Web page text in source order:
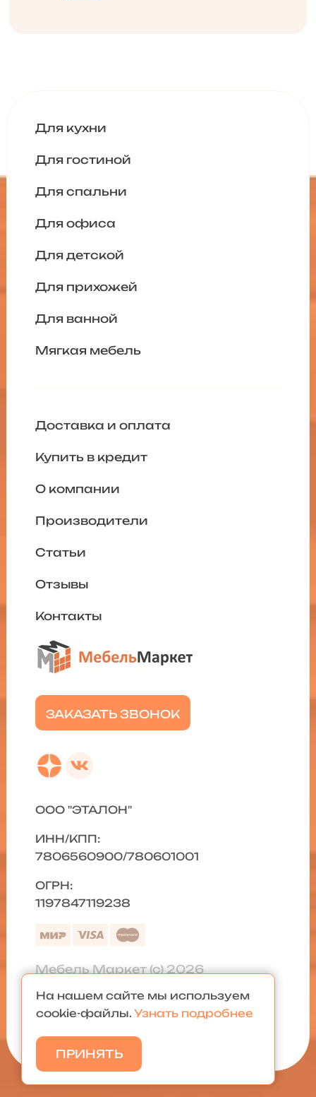
Для кухни
Для гостиной
Для спальни
Для офиса
Для детской
Для прихожей
Для ванной
Мягкая мебель
ЗАКАЗАТЬ ЗВОНОК
Доставка и оплата
Купить в кредит
О компании
Производители
Статьи
Отзывы
Контакты
ООО "ЭТАЛОН"
ИНН/КПП:
7806560900/780601001
ОГРН:
1197847119238
Мебель Маркет (с) 2026
Политика конфиденциальности
Карта сайта
На нашем сайте мы используем
cookie-файлы. Узнать подробнее
ПРИНЯТЬ